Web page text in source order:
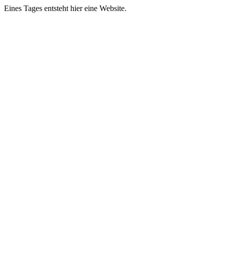
Eines Tages entsteht hier eine Website.